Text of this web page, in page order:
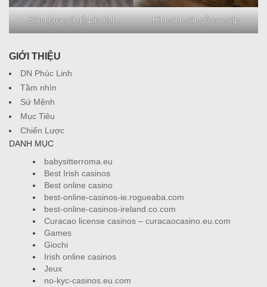
Sàn nhựa giả gỗ Lào Cai Hình ảnh sàn gỗ cao cấp
GIỚI THIỆU
DN Phúc Linh
Tầm nhìn
Sứ Mệnh
Mục Tiêu
Chiến Lược
DANH MỤC
babysitterroma.eu
Best Irish casinos
Best online casino
best-online-casinos-ie.rogueaba.com
best-online-casinos-ireland.co.com
Curacao license casinos – curacaocasino.eu.com
Games
Giochi
Irish online casinos
Jeux
no-kyc-casinos.eu.com